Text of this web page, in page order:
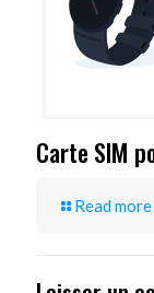
Carte SIM
Read more